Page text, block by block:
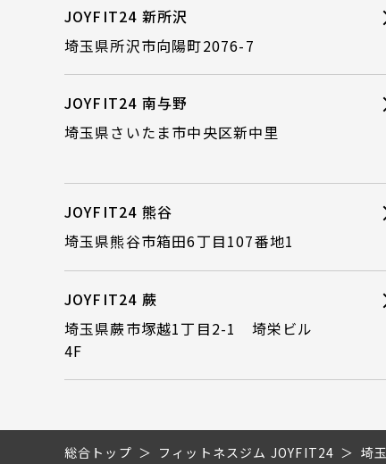
JOYFIT24 新所沢
埼玉県所沢市向陽町2076-7
JOYFIT24 南与野
埼玉県さいたま市中央区新中里
JOYFIT24 熊谷
埼玉県熊谷市箱田6丁目107番地1
JOYFIT24 蕨
埼玉県蕨市塚越1丁目2-1 埼栄ビル
4F
総合トップ フィットネスジム JOYFIT24 埼